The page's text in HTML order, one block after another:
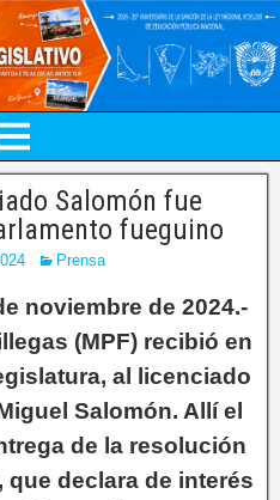
Salomón fue
fueguino
Prensa
noviembre de 2024.-
(MPF) recibió en
al licenciado
Salomón. Allí el
de la resolución
que declara de interés